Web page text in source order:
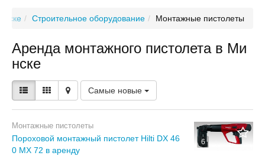
Строительное оборудование Монтажные пистолеты
Аренда монтажного пистолета в Ми
нске
Самые новые
6
Монтажные пистолеты
Пороховой монтажный пистолет Hilti DX 46
0 MX 72 в аренду